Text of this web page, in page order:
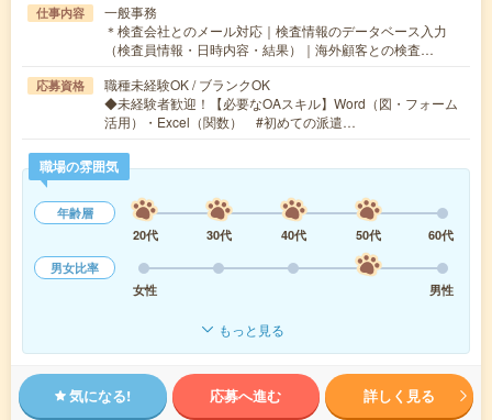
仕事内容
一般事務
＊検査会社とのメール対応｜検査情報のデータベース入力
（検査員情報・日時内容・結果）｜海外顧客との検査…
応募資格
職種未経験OK / ブランクOK
◆未経験者歓迎！【必要なOAスキル】Word（図・フォーム
活用）・Excel（関数） #初めての派遣…
職場の雰囲気
年齢層
20代
30代 40代 50代
60代
男女比率
女性
男性
もっと見る
気になる! 応募へ進む 詳しく見る